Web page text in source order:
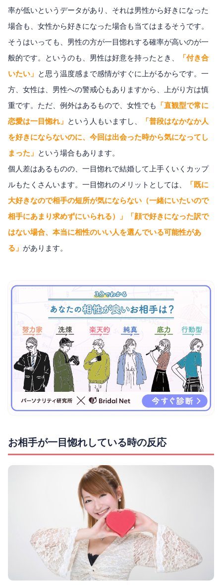
率が低いというデータがあり、それは男性から好きになった
場合も、女性から好きになった場合も当てはまるそうです。
そうはいっても、男性の方が一目惚れする確率が高いのが一
般的です。というのも、男性は好意を持ったとき、
「付き合
いたい」 と思う温度感まで感情がすぐに上がるからです。一
方、女性は、男性への警戒心もありますから、上がり方は慎
重です。ただ、例外はあるもので、女性でも
「直観型で常に
恋愛は一目惚れ」 という人もいますし、
「普段はなかなか人
を好きにならないのに、今回は出会った時から気になってし
まった」 という場合もあります。
個人差はあるものの、一目惚れで結婚して上手くいくカップ
ルもたくさんいます。一目惚れのメリットとしては、
「既に
大好きなので相手の短所が気にならない（一緒にいたいので
相手にあまり求めずにいられる）」「顔で好きになった訳で
はない場合、本当に相性のいい人を選んでいる可能性があ
る」 があります。
お相手が一目惚れしている時の反応